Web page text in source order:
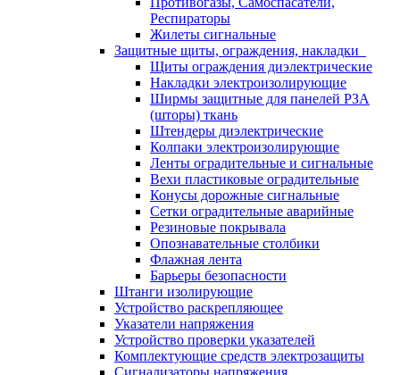
Респираторы
Жилеты сигнальные
Защитные щиты, ограждения, накладки
Щиты ограждения диэлектрические
Накладки электроизолирующие
Ширмы защитные для панелей РЗА
(шторы) ткань
Штендеры диэлектрические
Колпаки электроизолирующие
Ленты оградительные и сигнальные
Вехи пластиковые оградительные
Конусы дорожные сигнальные
Сетки оградительные аварийные
Резиновые покрывала
Опознавательные столбики
Флажная лента
Барьеры безопасности
Штанги изолирующие
Устройство раскрепляющее
Указатели напряжения
Устройство проверки указателей
Комплектующие средств электрозащиты
Сигнализаторы напряжения